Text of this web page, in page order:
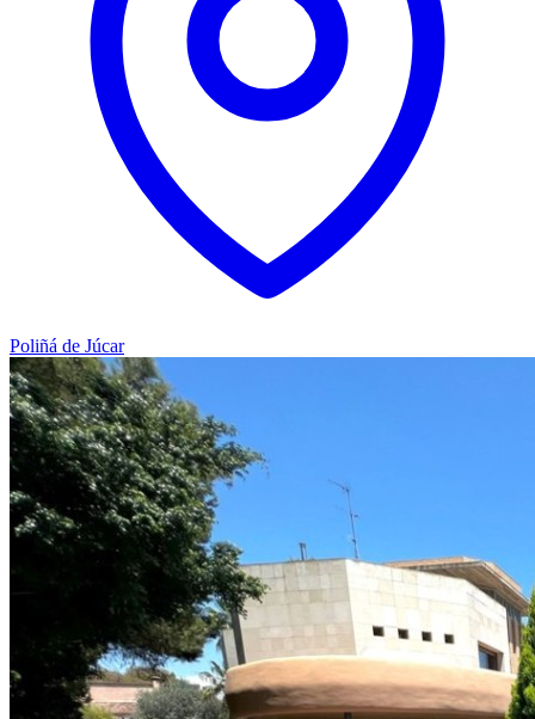
Poliñá de Júcar